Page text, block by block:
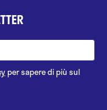
per sapere di più sul